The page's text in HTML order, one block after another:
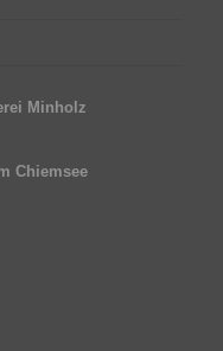
Minholz
Chiemsee